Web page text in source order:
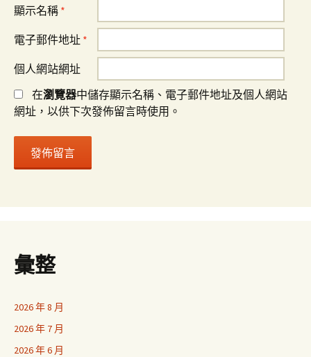
顯示名稱 *
電子郵件地址 *
個人網站網址
在瀏覽器中儲存顯示名稱、電子郵件地址及個人網站
網址，以供下次發佈留言時使用。
彙整
2026 年 8 月
2026 年 7 月
2026 年 6 月